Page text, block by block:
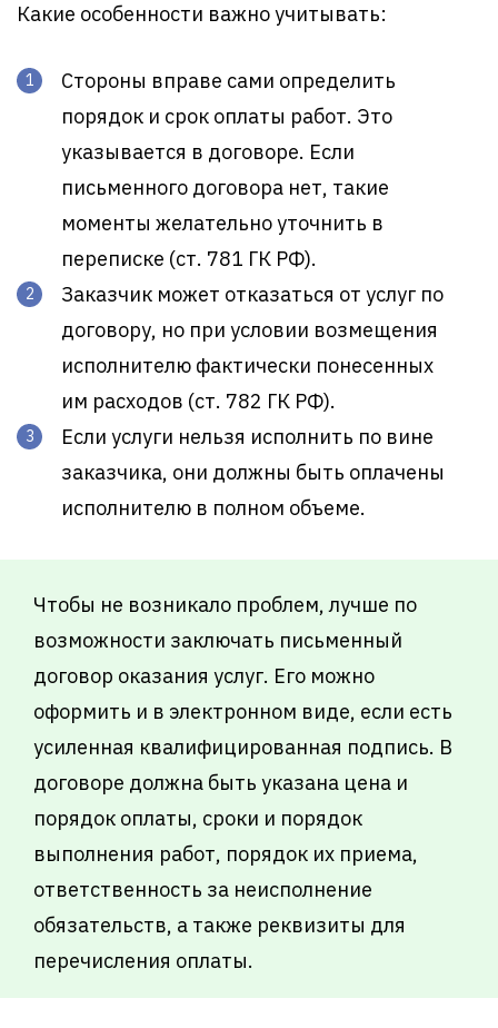
Какие особенности важно учитывать:
Стороны вправе сами определить
порядок и срок оплаты работ. Это
указывается в договоре. Если
письменного договора нет, такие
моменты желательно уточнить в
переписке (ст. 781 ГК РФ).
Заказчик может отказаться от услуг по
договору, но при условии возмещения
исполнителю фактически понесенных
им расходов (ст. 782 ГК РФ).
Если услуги нельзя исполнить по вине
заказчика, они должны быть оплачены
исполнителю в полном объеме.
Чтобы не возникало проблем, лучше по
возможности заключать письменный
договор оказания услуг. Его можно
оформить и в электронном виде, если есть
усиленная квалифицированная подпись. В
договоре должна быть указана цена и
порядок оплаты, сроки и порядок
выполнения работ, порядок их приема,
ответственность за неисполнение
обязательств, а также реквизиты для
перечисления оплаты.